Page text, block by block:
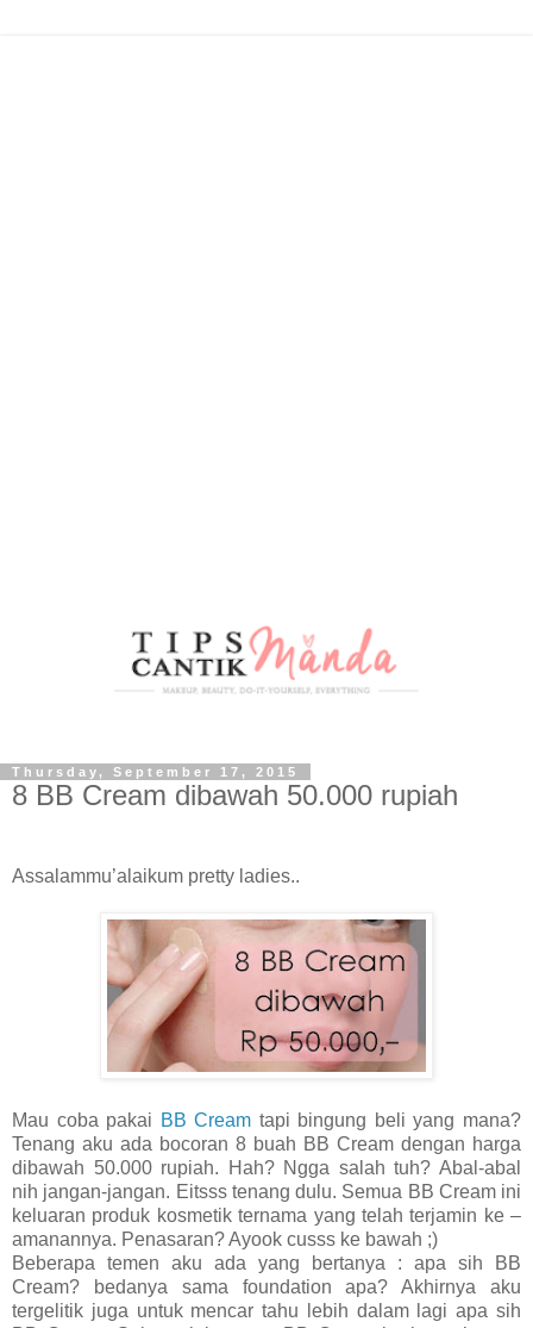
Thursday, September 17, 2015
8 BB Cream dibawah 50.000 rupiah
Assalammu’alaikum pretty ladies..
Mau coba pakai BB Cream tapi bingung beli yang mana?
Tenang aku ada bocoran 8 buah BB Cream dengan harga
dibawah 50.000 rupiah. Hah? Ngga salah tuh? Abal-abal
nih jangan-jangan. Eitsss tenang dulu. Semua BB Cream ini
keluaran produk kosmetik ternama yang telah terjamin ke –
amanannya. Penasaran? Ayook cusss ke bawah ;)
Beberapa temen aku ada yang bertanya : apa sih BB
Cream? bedanya sama foundation apa? Akhirnya aku
tergelitik juga untuk mencar tahu lebih dalam lagi apa sih